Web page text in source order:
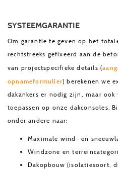
SYSTEEMGARANTIE
Om garantie te geven op het
rechtstreeks gefixeerd aan de
van projectspecifieke details (
opnameformulier) berekenen we
dakankers er nodig zijn, maar ook
toepassen op onze dakconsoles.
onder andere naar:
Maximale wind- en
Windzone en
Dakopbouw (isolatiesoort,